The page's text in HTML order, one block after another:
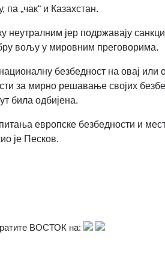
„чак“ и Казахстан.
неутралним јер подржавају
вољу у мировним преговорима.
безбедност на овај или
за мирно решавање својих
била одбијена.
европске безбедности и
је Песков.
ВОСТОК на: